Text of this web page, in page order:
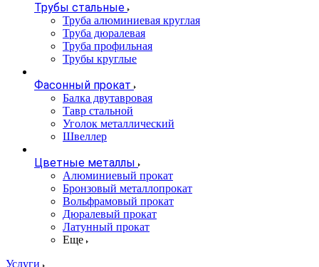
Трубы стальные
Труба алюминиевая круглая
Труба дюралевая
Труба профильная
Трубы круглые
Фасонный прокат
Балка двутавровая
Тавр стальной
Уголок металлический
Швеллер
Цветные металлы
Алюминиевый прокат
Бронзовый металлопрокат
Вольфрамовый прокат
Дюралевый прокат
Латунный прокат
Еще
Услуги